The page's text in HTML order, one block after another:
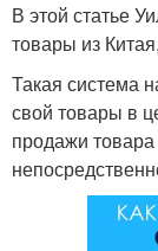
В этой статье
товары из
Такая система
свой товары в
продажи